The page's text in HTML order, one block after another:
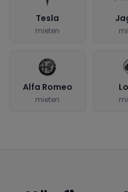
Tesla
mieten
Alfa Romeo
mieten